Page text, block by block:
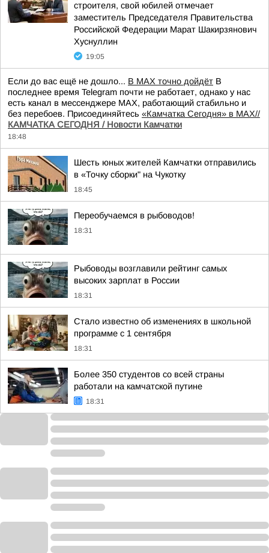
строителя, свой юбилей отмечает
заместитель Председателя Правительства
Российской Федерации Марат Шакирзянович
Хуснуллин
19:05
Если до вас ещё не дошло... В MAX точно дойдёт В
последнее время Telegram почти не работает, однако у нас
есть канал в мессенджере MAX, работающий стабильно и
без перебоев. Присоединяйтесь «Камчатка Сегодня» в MAX//
КАМЧАТКА СЕГОДНЯ / Новости Камчатки
18:48
Шесть юных жителей Камчатки отправились
в «Точку сборки" на Чукотку
18:45
Переобучаемся в рыбоводов!
18:31
Рыбоводы возглавили рейтинг самых
высоких зарплат в России
18:31
Стало известно об изменениях в школьной
программе с 1 сентября
18:31
Более 350 студентов со всей страны
работали на камчатской путине
18:31